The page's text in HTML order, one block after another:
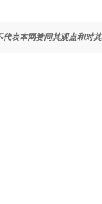
表本网赞同其观点和对